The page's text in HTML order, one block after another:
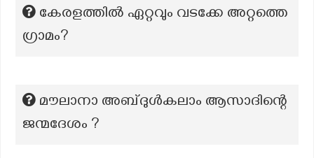
കേരളത്തിൽ ഏറ്റവും വടക്കേ അറ്റത്തെ
ഗ്രാമം?
മൗലാനാ അബ്ദുൾകലാം ആസാദിന്റെ
ജന്മദേശം ?